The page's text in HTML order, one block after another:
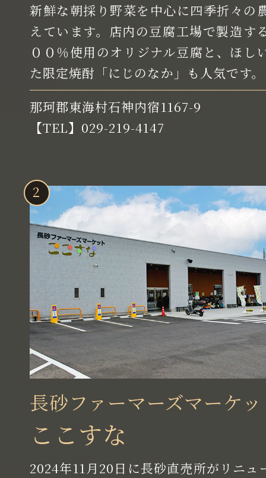
新鮮な朝採り野菜を中心に四季折々の
えています。店内の豆腐工場で製造す
００％使用のオリジナル豆腐と、ほし
た限定焼酎「にじのなか」も人気です。
那珂郡東海村石神内宿1167-9
【TEL】029-219-4147
長砂ファーマーズマーケ
ここすな
2024年11月20日に長砂直売所がリニュ